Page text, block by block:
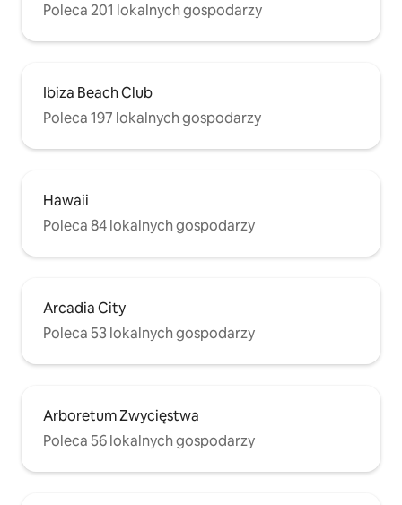
Poleca 201 lokalnych gospodarzy
Ibiza Beach Club
Poleca 197 lokalnych gospodarzy
Hawaii
Poleca 84 lokalnych gospodarzy
Arcadia City
Poleca 53 lokalnych gospodarzy
Arboretum Zwycięstwa
Poleca 56 lokalnych gospodarzy